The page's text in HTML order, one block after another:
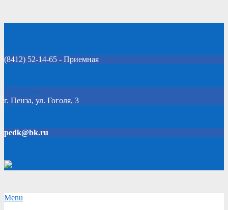
(8412) 52-14-65 - Приемная
Click Here
г. Пенза, ул. Гоголя, 3
pedk@bk.ru
Secondary
Menu